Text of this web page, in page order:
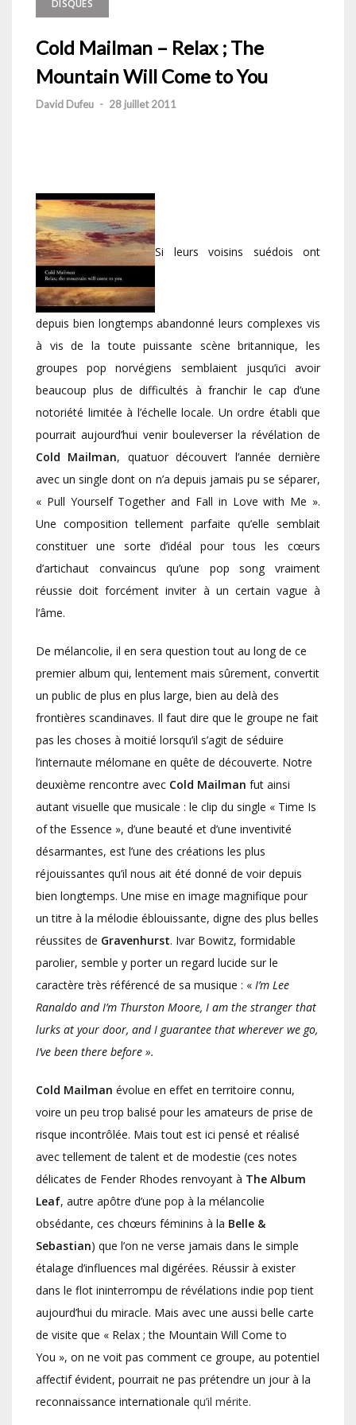
DISQUES
Cold Mailman – Relax ; The
Mountain Will Come to You
David Dufeu - 28 juillet 2011
Si leurs voisins suédois ont
depuis bien longtemps abandonné leurs complexes vis
à vis de la toute puissante scène britannique, les
groupes pop norvégiens semblaient jusqu’ici avoir
beaucoup plus de difficultés à franchir le cap d’une
notoriété limitée à l’échelle locale. Un ordre établi que
pourrait aujourd’hui venir bouleverser la révélation de
Cold Mailman, quatuor découvert l’année dernière
avec un single dont on n’a depuis jamais pu se séparer,
« Pull Yourself Together and Fall in Love with Me ».
Une composition tellement parfaite qu’elle semblait
constituer une sorte d’idéal pour tous les cœurs
d’artichaut convaincus qu’une pop song vraiment
réussie doit forcément inviter à un certain vague à
l’âme.
De mélancolie, il en sera question tout au long de ce
premier album qui, lentement mais sûrement, convertit
un public de plus en plus large, bien au delà des
frontières scandinaves. Il faut dire que le groupe ne fait
pas les choses à moitié lorsqu’il s’agit de séduire
l’internaute mélomane en quête de découverte. Notre
deuxième rencontre avec Cold Mailman fut ainsi
autant visuelle que musicale : le clip du single « Time Is
of the Essence », d’une beauté et d’une inventivité
désarmantes, est l’une des créations les plus
réjouissantes qu’il nous ait été donné de voir depuis
bien longtemps. Une mise en image magnifique pour
un titre à la mélodie éblouissante, digne des plus belles
réussites de Gravenhurst. Ivar Bowitz, formidable
parolier, semble y porter un regard lucide sur le
caractère très référencé de sa musique : « I’m Lee
Ranaldo and I’m Thurston Moore, I am the stranger that
lurks at your door, and I guarantee that wherever we go,
I’ve been there before ».
Cold Mailman évolue en effet en territoire connu,
voire un peu trop balisé pour les amateurs de prise de
risque incontrôlée. Mais tout est ici pensé et réalisé
avec tellement de talent et de modestie (ces notes
délicates de Fender Rhodes renvoyant à The Album
Leaf, autre apôtre d’une pop à la mélancolie
obsédante, ces chœurs féminins à la Belle &
Sebastian) que l’on ne verse jamais dans le simple
étalage d’influences mal digérées. Réussir à exister
dans le flot ininterrompu de révélations indie pop tient
aujourd’hui du miracle. Mais avec une aussi belle carte
de visite que « Relax ; the Mountain Will Come to
You », on ne voit pas comment ce groupe, au potentiel
affectif évident, pourrait ne pas prétendre un jour à la
reconnaissance internationale qu’il mérite.